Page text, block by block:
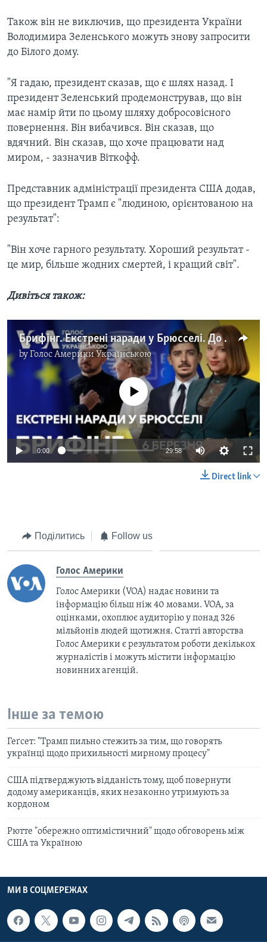
Також він не виключив, що президента України
Володимира Зеленського можуть знову запросити
до Білого дому.
"Я гадаю, президент сказав, що є шлях назад. І
президент Зеленський продемонстрував, що він
має намір йти по цьому шляху добросовісного
повернення. Він вибачився. Він сказав, що
вдячний. Він сказав, що хоче працювати над
миром, - зазначив Віткофф.
Представник адміністрації президента США додав,
що президент Трамп є "людиною, орієнтованою на
результат":
"Він хоче гарного результату. Хороший результат -
це мир, більше жодних смертей, і кращий світ".
Дивіться також:
Брифінг. Екстрені наради у Брюсселі. До чого готується Європа
byГолос Америки Українською
720p 1080p
No media source currently available
0:00 29:58
240p
1080p
Direct link
Поділитись Follow us
Голос Америки
Голос Америки (VOA) надає новини та
інформацію більш ніж 40 мовами. VOA, за
оцінками, охоплює аудиторію у понад 326
мільйонів людей щотижня. Статті авторства
Голос Америки є результатом роботи декількох
журналістів і можуть містити інформацію
новинних агенцій.
Інше за темою
Геґсет: "Трамп пильно стежить за тим, що говорять
українці щодо прихильності мирному процесу"
США підтверджують відданість тому, щоб повернути
додому американців, яких незаконно утримують за
кордоном
Рютте "обережно оптимістичний" щодо обговорень між
США та Україною
МИ В СОЦМЕРЕЖАХ